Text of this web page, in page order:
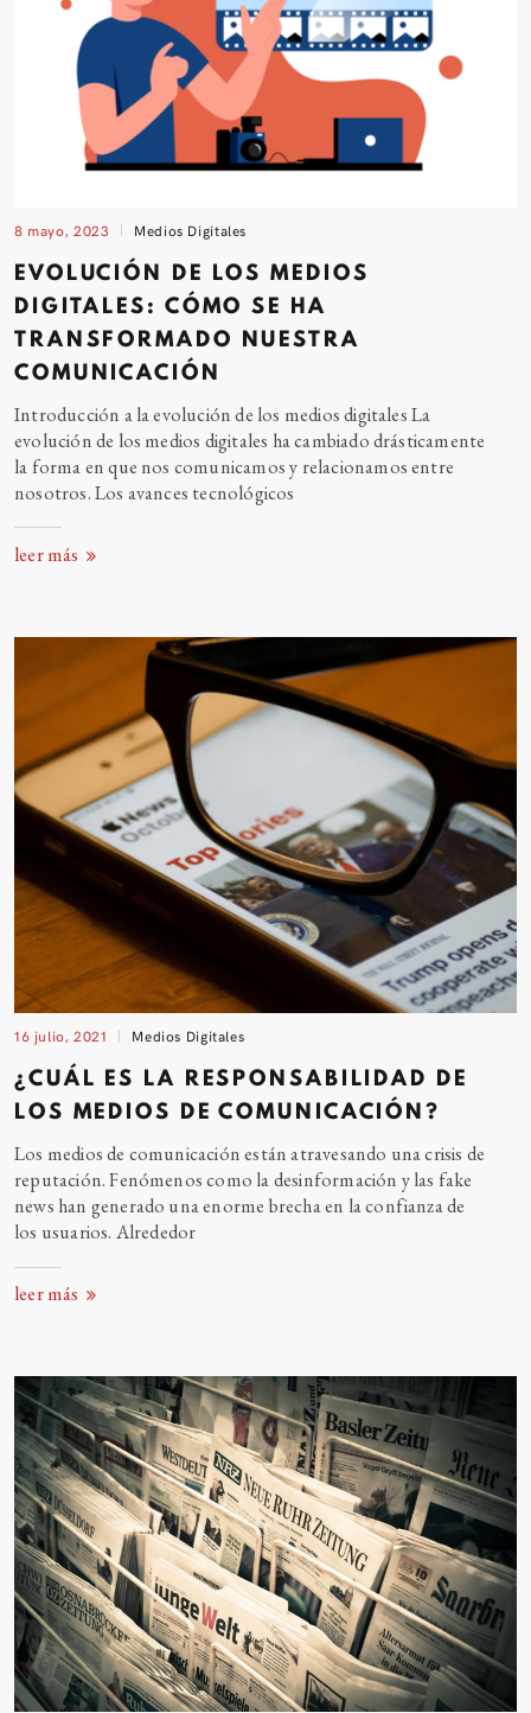
8 mayo, 2023 Medios Digitales
EVOLUCIÓN DE LOS MEDIOS
DIGITALES: CÓMO SE HA
TRANSFORMADO NUESTRA
COMUNICACIÓN
Introducción a la evolución de los medios digitales La
evolución de los medios digitales ha cambiado drásticamente
la forma en que nos comunicamos y relacionamos entre
nosotros. Los avances tecnológicos
leer más
16 julio, 2021 Medios Digitales
¿CUÁL ES LA RESPONSABILIDAD DE
LOS MEDIOS DE COMUNICACIÓN?
Los medios de comunicación están atravesando una crisis de
reputación. Fenómenos como la desinformación y las fake
news han generado una enorme brecha en la confianza de
los usuarios. Alrededor
leer más